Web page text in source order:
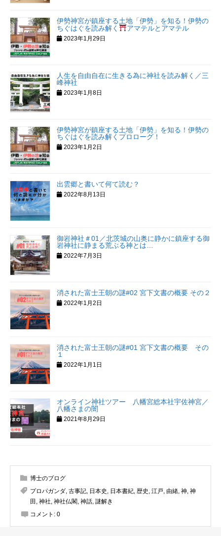
伊勢神宮が鎮座する土地「伊勢」を知る！伊勢の
ちぐはぐを読み解く
アマテルとアマテル
2023年1月29日
人生を自由自在に生きる為に神社を読み解く／三
峰神社
2023年1月8日
伊勢神宮が鎮座する土地「伊勢」を知る！伊勢の
ちぐはぐを読み解くプロローグ！
2023年1月2日
出雲郷と書いて何て読む？
2022年8月13日
御岩神社＃01／北茨城の山奥に静かに鎮座する御
岩神社に静まる荒ぶる神とは…
2022年7月3日
消された富士王朝の謎#02 宮下文書の概要 その２
2022年1月2日
消された富士王朝の謎#01 宮下文書の概要 その
１
2022年1月1日
オンライン神社ツアー 八幡宮総本社宇佐神宮／
八幡さまの闇
2021年8月29日
博士のブログ
プロパガンダ, 古事記, 日本史 , 日本書紀, 歴史 , 江戸, 由緒, 神, 神
田 , 神社, 神社仏閣, 神話, 謎解き
コメント: 0